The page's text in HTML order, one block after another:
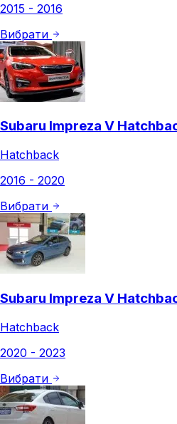
2015 - 2016
Вибрати
Subaru Impreza V
Hatchback
2016 - 2020
Вибрати
Subaru Impreza V
Hatchback
2020 - 2023
Вибрати